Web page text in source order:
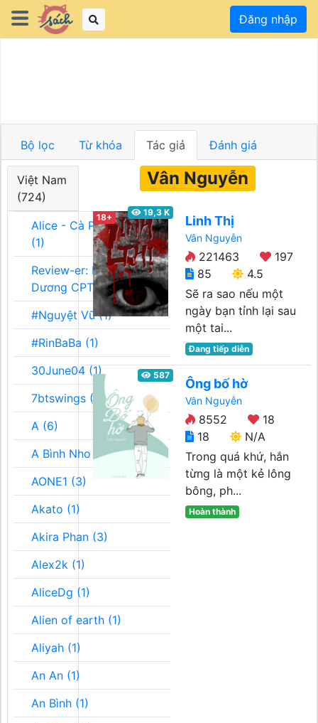
Đăng nhập
Bộ lọc Từ khóa Tác giả Đánh giá
Việt Nam
(724)
Alice - Cà Phê Team
(1)
Review-er: Dương
Dương CPT (1)
#Nguyệt Vũ (1)
#RinBaBa (1)
30June04 (1)
7btswings (3)
A (6)
A Bình Nho (2)
AONE1 (3)
Akato (1)
Akira Phan (3)
Alex2k (1)
AliceDg (1)
Alien of earth (1)
Aliyah (1)
An An (1)
An Bình (1)
Vân Nguyễn
18+ 19,3 K
Linh Thị
Vân Nguyễn
221463
197
85
4.5
Sẽ ra sao nếu một
ngày bạn tỉnh lại sau
một tai...
Đang tiếp diễn
587
Ông bố hờ
Vân Nguyễn
8552
18
18
N/A
Trong quá khứ, hắn
từng là một kẻ lông
bông, ph...
Hoàn thành